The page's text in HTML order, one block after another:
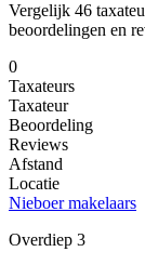
Vergelijk 46
beoordelingen en
0
Taxateurs
Taxateur
Beoordeling
Reviews
Afstand
Locatie
Nieboer makelaars
Overdiep 3